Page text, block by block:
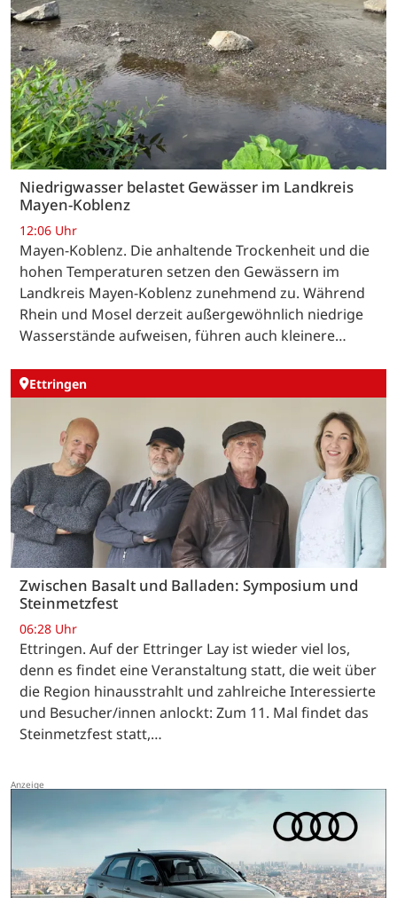
Niedrigwasser belastet Gewässer im Landkreis
Mayen-Koblenz
12:06 Uhr
Mayen-Koblenz. Die anhaltende Trockenheit und die
hohen Temperaturen setzen den Gewässern im
Landkreis Mayen-Koblenz zunehmend zu. Während
Rhein und Mosel derzeit außergewöhnlich niedrige
Wasserstände aufweisen, führen auch kleinere…
Ettringen
Zwischen Basalt und Balladen: Symposium und
Steinmetzfest
06:28 Uhr
Ettringen. Auf der Ettringer Lay ist wieder viel los,
denn es findet eine Veranstaltung statt, die weit über
die Region hinausstrahlt und zahlreiche Interessierte
und Besucher/innen anlockt: Zum 11. Mal findet das
Steinmetzfest statt,…